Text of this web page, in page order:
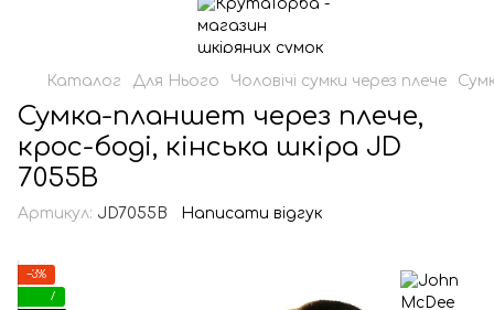
Каталог Для Нього Чоловічі сумки через плече
Сумка-планшет через плече,
крос-боді, кінська шкіра JD
7055B
Артикул: JD7055B Написати відгук
−3%
7